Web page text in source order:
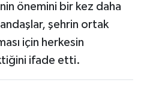
önemini bir kez daha
şehrin ortak
için herkesin
ifade etti.